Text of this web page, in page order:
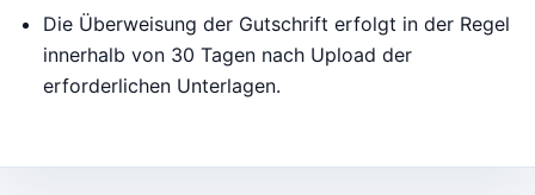
Die Überweisung der Gutschrift erfolgt in der Regel
innerhalb von 30 Tagen nach Upload der
erforderlichen Unterlagen.